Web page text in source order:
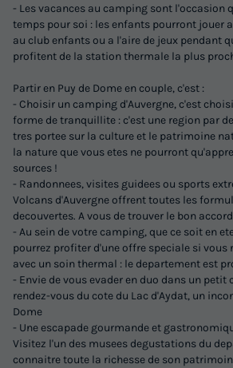
- Les vacances au camping sont l'occasion
temps pour soi : les enfants pourront jouer
au club enfants ou a l'aire de jeux pendant
profitent de la station thermale la plus
Partir en Puy de Dome en couple, c'est :
- Choisir un camping d'Auvergne, c'est
forme de tranquillite : c'est une region par
tres portee sur la culture et le patrimoine
la nature que vous etes ne pourront
sources !
- Randonnees, visites guidees ou sports
Volcans d'Auvergne offrent toutes les
decouvertes. A vous de trouver le bon
- Au sein de votre camping, que ce soit en
pourrez profiter d'une offre speciale si vous
avec un soin thermal : le departement est
- Envie de vous evader en duo dans un petit
rendez-vous du cote du Lac d'Aydat, un
Dome
- Une escapade gourmande et
Visitez l'un des musees degustations du
connaitre toute la richesse de son